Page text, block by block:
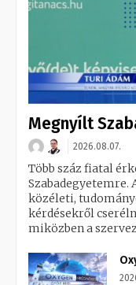
Megnyílt
2026.08.07.
Több száz fiatal
Szabadegyetemre.
közéleti,
kérdésekről
miközben a